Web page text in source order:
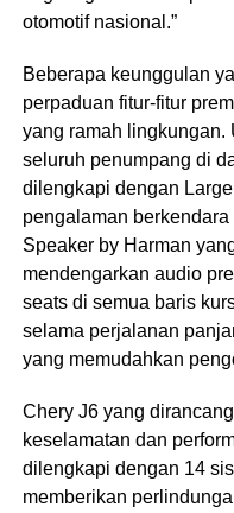
otomotif nasional.”
Beberapa keunggulan
perpaduan fitur-fitur
yang ramah lingkungan.
seluruh penumpang di
dilengkapi dengan
pengalaman
Speaker by Harman
mendengarkan audio
seats di semua baris
selama perjalanan
yang memudahkan
Chery J6 yang
keselamatan dan
dilengkapi dengan 14
memberikan